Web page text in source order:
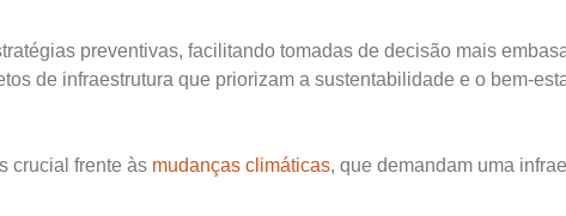
preventivas, facilitando tomadas de decisão mais
de infraestrutura que priorizam a sustentabilidade e o bem-
crucial frente às mudanças climáticas, que demandam uma